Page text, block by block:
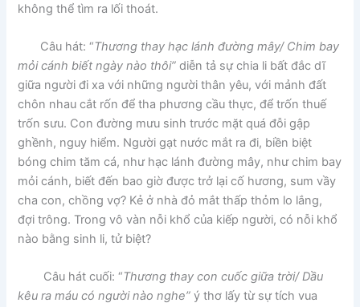
không thể tìm ra lối thoát.
Câu hát: “Thương thay hạc lánh đường mây/ Chim bay
mỏi cánh biết ngày nào thôi” diễn tả sự chia li bất đắc dĩ
giữa người đi xa với những người thân yêu, với mảnh đất
chôn nhau cắt rốn để tha phương cầu thực, để trốn thuế
trốn sưu. Con đường mưu sinh trước mặt quá đỗi gập
ghềnh, nguy hiểm. Người gạt nước mắt ra đi, biền biệt
bóng chim tăm cá, như hạc lánh đường mây, như chim bay
mỏi cánh, biết đến bao giờ được trở lại cố hương, sum vầy
cha con, chồng vợ? Kẻ ở nhà đỏ mắt thấp thỏm lo lắng,
đợi trông. Trong vô vàn nỗi khổ của kiếp người, có nỗi khổ
nào bằng sinh li, tử biệt?
Câu hát cuối: “Thương thay con cuốc giữa trời/ Dầu
kêu ra máu có người nào nghe” ý thơ lấy từ sự tích vua